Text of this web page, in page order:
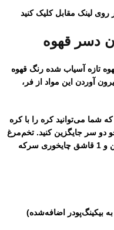
دسر قهوه
تازه آسیاب شده رنگ قهوه
آوردن این مواد از فر،
شما می‌توانید کره را با کره
دو سر جایگزین کنید. تخم‌مرغ
را با مخلوط 1 قاشق چایخوری جوش‌شیرین و 1 قاشق چایخوری سرکه